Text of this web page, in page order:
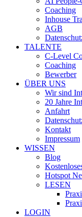
Coaching
Inhouse
AGB
TALENTE
C-Level
Coaching
Bewerber
ÜBER UNS
Wir sind
20 Jahre
Anfahrt
Kontakt
Impressum
WISSEN
Blog
Hotspot
LESEN
LOGIN